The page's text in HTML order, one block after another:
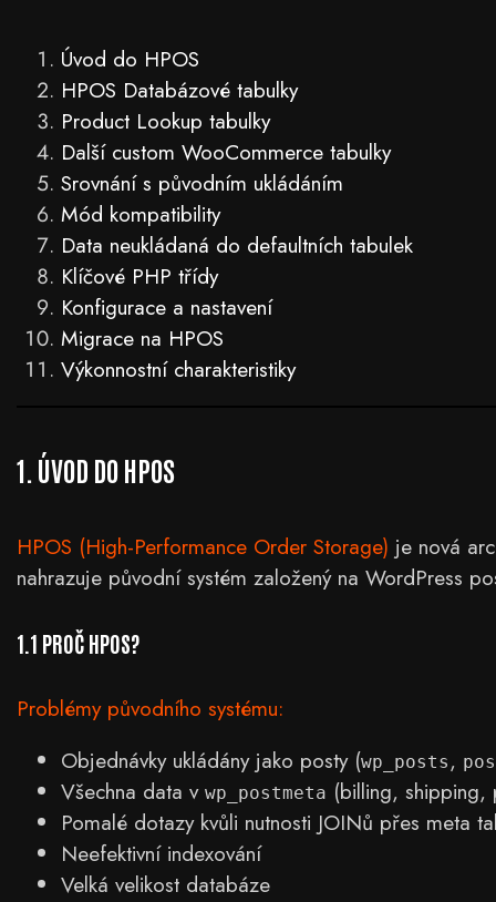
Úvod do HPOS
HPOS Databázové tabulky
Product Lookup tabulky
Další custom WooCommerce tabulky
Srovnání s původním ukládáním
Mód kompatibility
Data neukládaná do defaultních tabulek
Klíčové PHP třídy
Konfigurace a nastavení
Migrace na HPOS
Výkonnostní charakteristiky
1. ÚVOD DO HPOS
HPOS (High-Performance Order Storage) je nová
nahrazuje původní systém založený na WordPress
1.1 PROČ HPOS?
Problémy původního systému:
Objednávky ukládány jako posty (wp_posts ,
Všechna data v wp_postmeta (billing,
Pomalé dotazy kvůli nutnosti JOINů přes meta
Neefektivní indexování
Velká velikost databáze